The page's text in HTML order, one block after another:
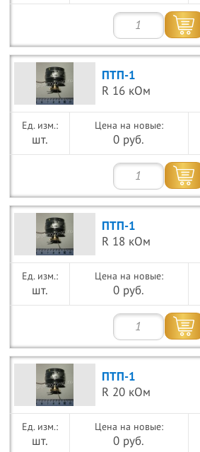
ПТП-1
R 16 кОм
шт.
Цена на новые:
0 руб.
ПТП-1
R 18 кОм
шт.
Цена на новые:
0 руб.
ПТП-1
R 20 кОм
шт.
Цена на новые:
0 руб.